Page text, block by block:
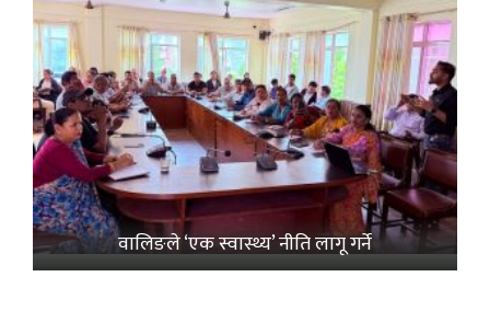
वालिङले ‘एक स्वास्थ्य’ नीति लागू गर्ने